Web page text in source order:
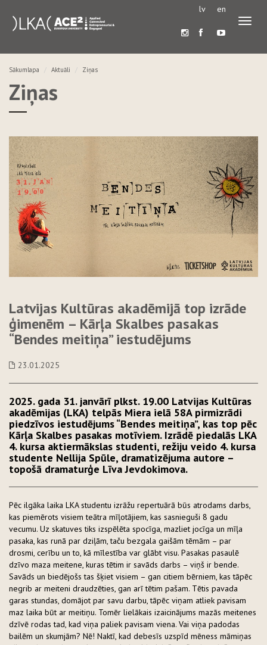
lv en
Sākumlapa Aktuāli Ziņas
Ziņas
Latvijas Kultūras akadēmijā top izrāde
ģimenēm – Kārļa Skalbes pasakas
“Bendes meitiņa” iestudējums
23.01.2025
2025. gada 31. janvārī plkst. 19.00 Latvijas Kultūras
akadēmijas (LKA) telpās Miera ielā 58A pirmizrādi
piedzīvos iestudējums “Bendes meitiņa”, kas top pēc
Kārļa Skalbes pasakas motīviem. Izrādē piedalās LKA
4. kursa aktiermākslas studenti, režiju veido 4. kursa
studente Nellija Spūle, dramatizējuma autore –
topošā dramaturģe Līva Jevdokimova.
Pēc ilgāka laika LKA studentu izrāžu repertuārā būs atrodams darbs,
kas piemērots visiem teātra mīļotājiem, kas sasnieguši 8 gadu
vecumu. Uz skatuves tiks izspēlēta spocīga, mazliet jocīga un mīļa
pasaka, kas runā par dziļām, taču bezgala gaišām tēmām – par
drosmi, cerību un to, kā mīlestība var glābt visu. Pasakas pasaulē
dzīvo maza meitene, kuras tētim ir savāds darbs – viņš ir bende.
Savāds un biedējošs tas šķiet visiem – gan citiem bērniem, kas tāpēc
negrib ar meiteni draudzēties, gan arī tētim pašam. Tētis pavada
garas stundas, domājot par savu darbu, tāpēc viņam atliek pavisam
maz laika būt ar meitiņu. Tomēr lielākais izaicinājums mazās meitenes
dzīvē rodas tad, kad viņa paliek pavisam viena. Vai viņa padodas
bailēm un skumjām? Nē! Naktī, kad debesīs uzspīd mēness māmiņas